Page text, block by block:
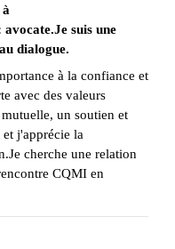
à
suis une
dialogue.
à la confiance et
avec des valeurs
un soutien et
j'apprécie la
cherche une relation
CQMI en